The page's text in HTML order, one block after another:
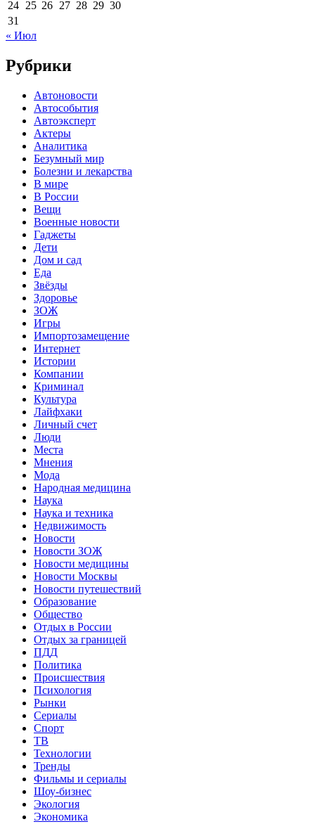
24 25 26 27 28 29 30
31
« Июл
Рубрики
Автоновости
Автособытия
Автоэксперт
Актеры
Аналитика
Безумный мир
Болезни и лекарства
В мире
В России
Вещи
Военные новости
Гаджеты
Дети
Дом и сад
Еда
Звёзды
Здоровье
ЗОЖ
Игры
Импортозамещение
Интернет
Истории
Компании
Криминал
Культура
Лайфхаки
Личный счет
Люди
Места
Мнения
Мода
Народная медицина
Наука
Наука и техника
Недвижимость
Новости
Новости ЗОЖ
Новости медицины
Новости Москвы
Новости путешествий
Образование
Общество
Отдых в России
Отдых за границей
ПДД
Политика
Происшествия
Психология
Рынки
Сериалы
Спорт
ТВ
Технологии
Тренды
Фильмы и сериалы
Шоу-бизнес
Экология
Экономика